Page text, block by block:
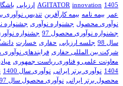
1405
AGITATOR innovation ارزیابی
عمر
بیمه نامه بیمه کارآفرین تندیس نوآوری
نوآوری محصول جشنواره نوآوری جشنواره
جشنواره نوآوری محصول 97
جشنواره
سال 98
جلسه ارزیابی حفاری خسارت
شرکت بین المللی حفاری فرایندهای
معاونت علمی و فناوری ریاست جمهوری
1404 نوآوری برتر ایرانی نوآوری سال 1400
محصول برتر ایرانی نوآوری محصول سال 97